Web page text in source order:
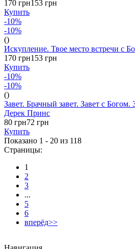
170 грн153 грн
Купить
-10%
-10%
()
Искупление. Твое место встречи с
170 грн153 грн
Купить
-10%
-10%
()
Завет. Брачный завет. Завет с
Дерек Принс
80 грн72 грн
Купить
Показано 1 - 20 из 118
Страницы:
1
2
3
...
5
6
вперёд>>